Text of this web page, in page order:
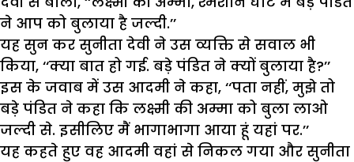
ने आप को बुलाया है जल्दी.’’
यह सुन कर सुनीता देवी ने उस व्यक्ति से सवाल भी
किया, ‘‘क्या बात हो गई. बड़े पंडित ने क्यों बुलाया है?’’
इस के जवाब में उस आदमी ने कहा, ‘‘पता नहीं, मुझे तो
बड़े पंडित ने कहा कि लक्ष्मी की अम्मा को बुला लाओ
जल्दी से. इसीलिए मैं भागाभागा आया हूं यहां पर.’’
यह कहते हुए वह आदमी वहां से निकल गया और सुनीता